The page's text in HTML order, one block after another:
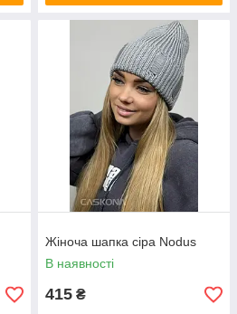
Жіноча шапка сіра Nodus
В наявності
415 ₴